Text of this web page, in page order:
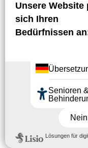
Meublé „M. et
Pascal et
Voir hébergement
Meublé M.